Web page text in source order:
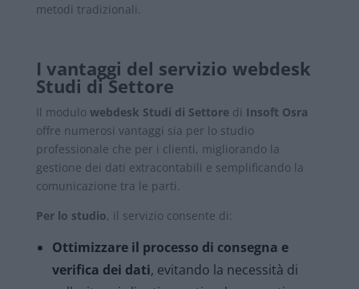
metodi tradizionali.
I vantaggi del servizio webdesk
Studi di Settore
Il modulo webdesk Studi di Settore di Insoft Osra
offre numerosi vantaggi sia per lo studio
professionale che per i clienti, migliorando la
gestione dei dati extracontabili e semplificando la
comunicazione tra le parti.
Per lo studio, il servizio consente di:
Ottimizzare il processo di consegna e
verifica dei dati, evitando la necessità di